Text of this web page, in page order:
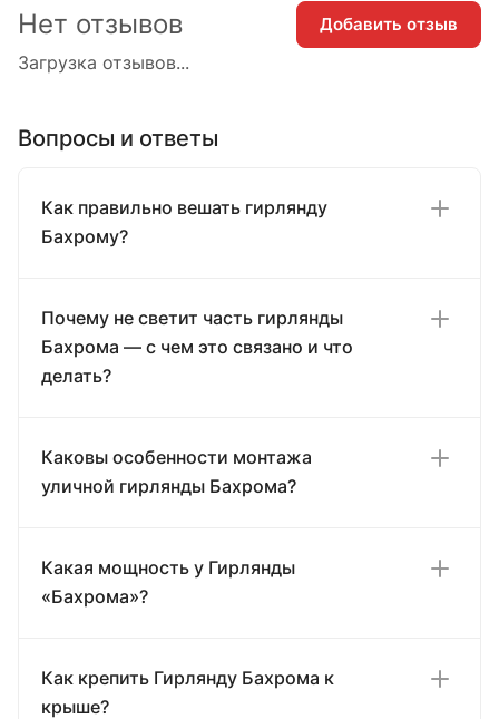
Загрузка отзывов...
Нет отзывов Добавить отзыв
Вопросы и ответы
Как правильно вешать гирлянду
Бахрому?
Почему не светит часть гирлянды
Бахрома — с чем это связано и что
делать?
Каковы особенности монтажа
уличной гирлянды Бахрома?
Какая мощность у Гирлянды
«Бахрома»?
Как крепить Гирлянду Бахрома к
крыше?